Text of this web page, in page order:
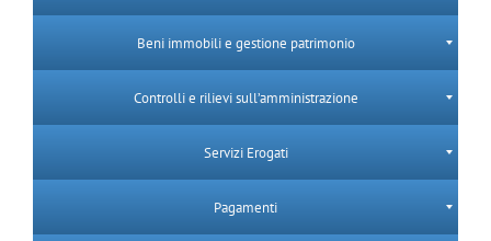
Beni immobili e gestione patrimonio
Controlli e rilievi sull’amministrazione
Servizi Erogati
Pagamenti